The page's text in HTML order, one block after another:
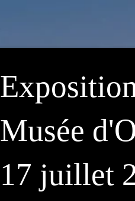
Musée
17 juillet